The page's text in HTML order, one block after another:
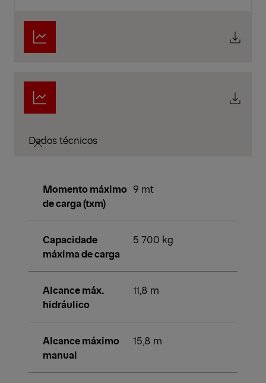
Dados técnicos
Momento máximo
de carga (txm)
9 mt
Capacidade
máxima de carga
5 700 kg
Alcance máx.
hidráulico
11,8 m
Alcance máximo
manual
15,8 m